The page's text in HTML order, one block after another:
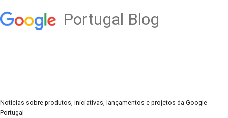
Portugal Blog
Notícias sobre produtos, iniciativas, lançamentos e projetos da Google
Portugal